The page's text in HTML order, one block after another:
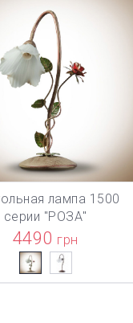
В КОРЗИНУ
лампа 1500
серии "РОЗА"
4490 грн